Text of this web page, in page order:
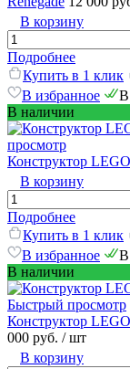
В корзину
Подробнее
Купить в 1 клик
В избранное
В
В наличии
просмотр
Конструктор
В корзину
Подробнее
Купить в 1 клик
В избранное
В
В наличии
Быстрый просмотр
Конструктор
000 руб. / шт
В корзину